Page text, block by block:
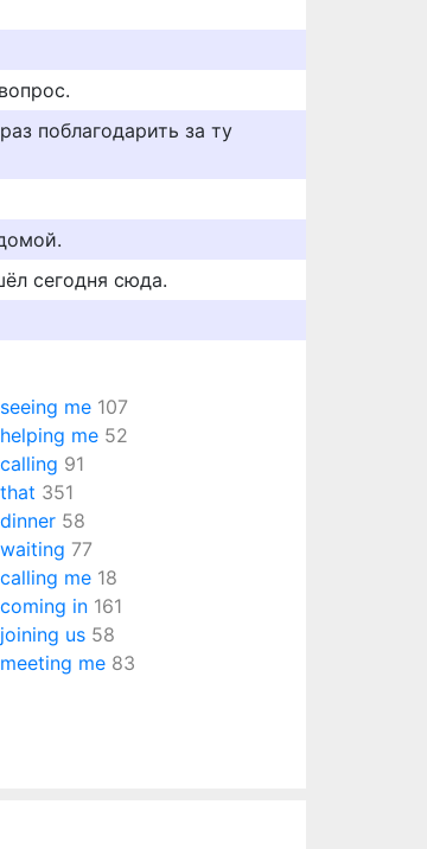
поблагодарить за ту
сегодня сюда.
me 107
me 52
91
351
58
77
me 18
in 161
us 58
me 83